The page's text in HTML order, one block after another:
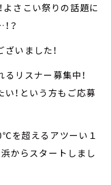
よさこい祭りの話題に
？
いました！
リスナー募集中！
！という方もご応募
を超えるアツーい１
からスタートしまし